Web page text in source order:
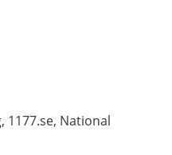
1177.se, National